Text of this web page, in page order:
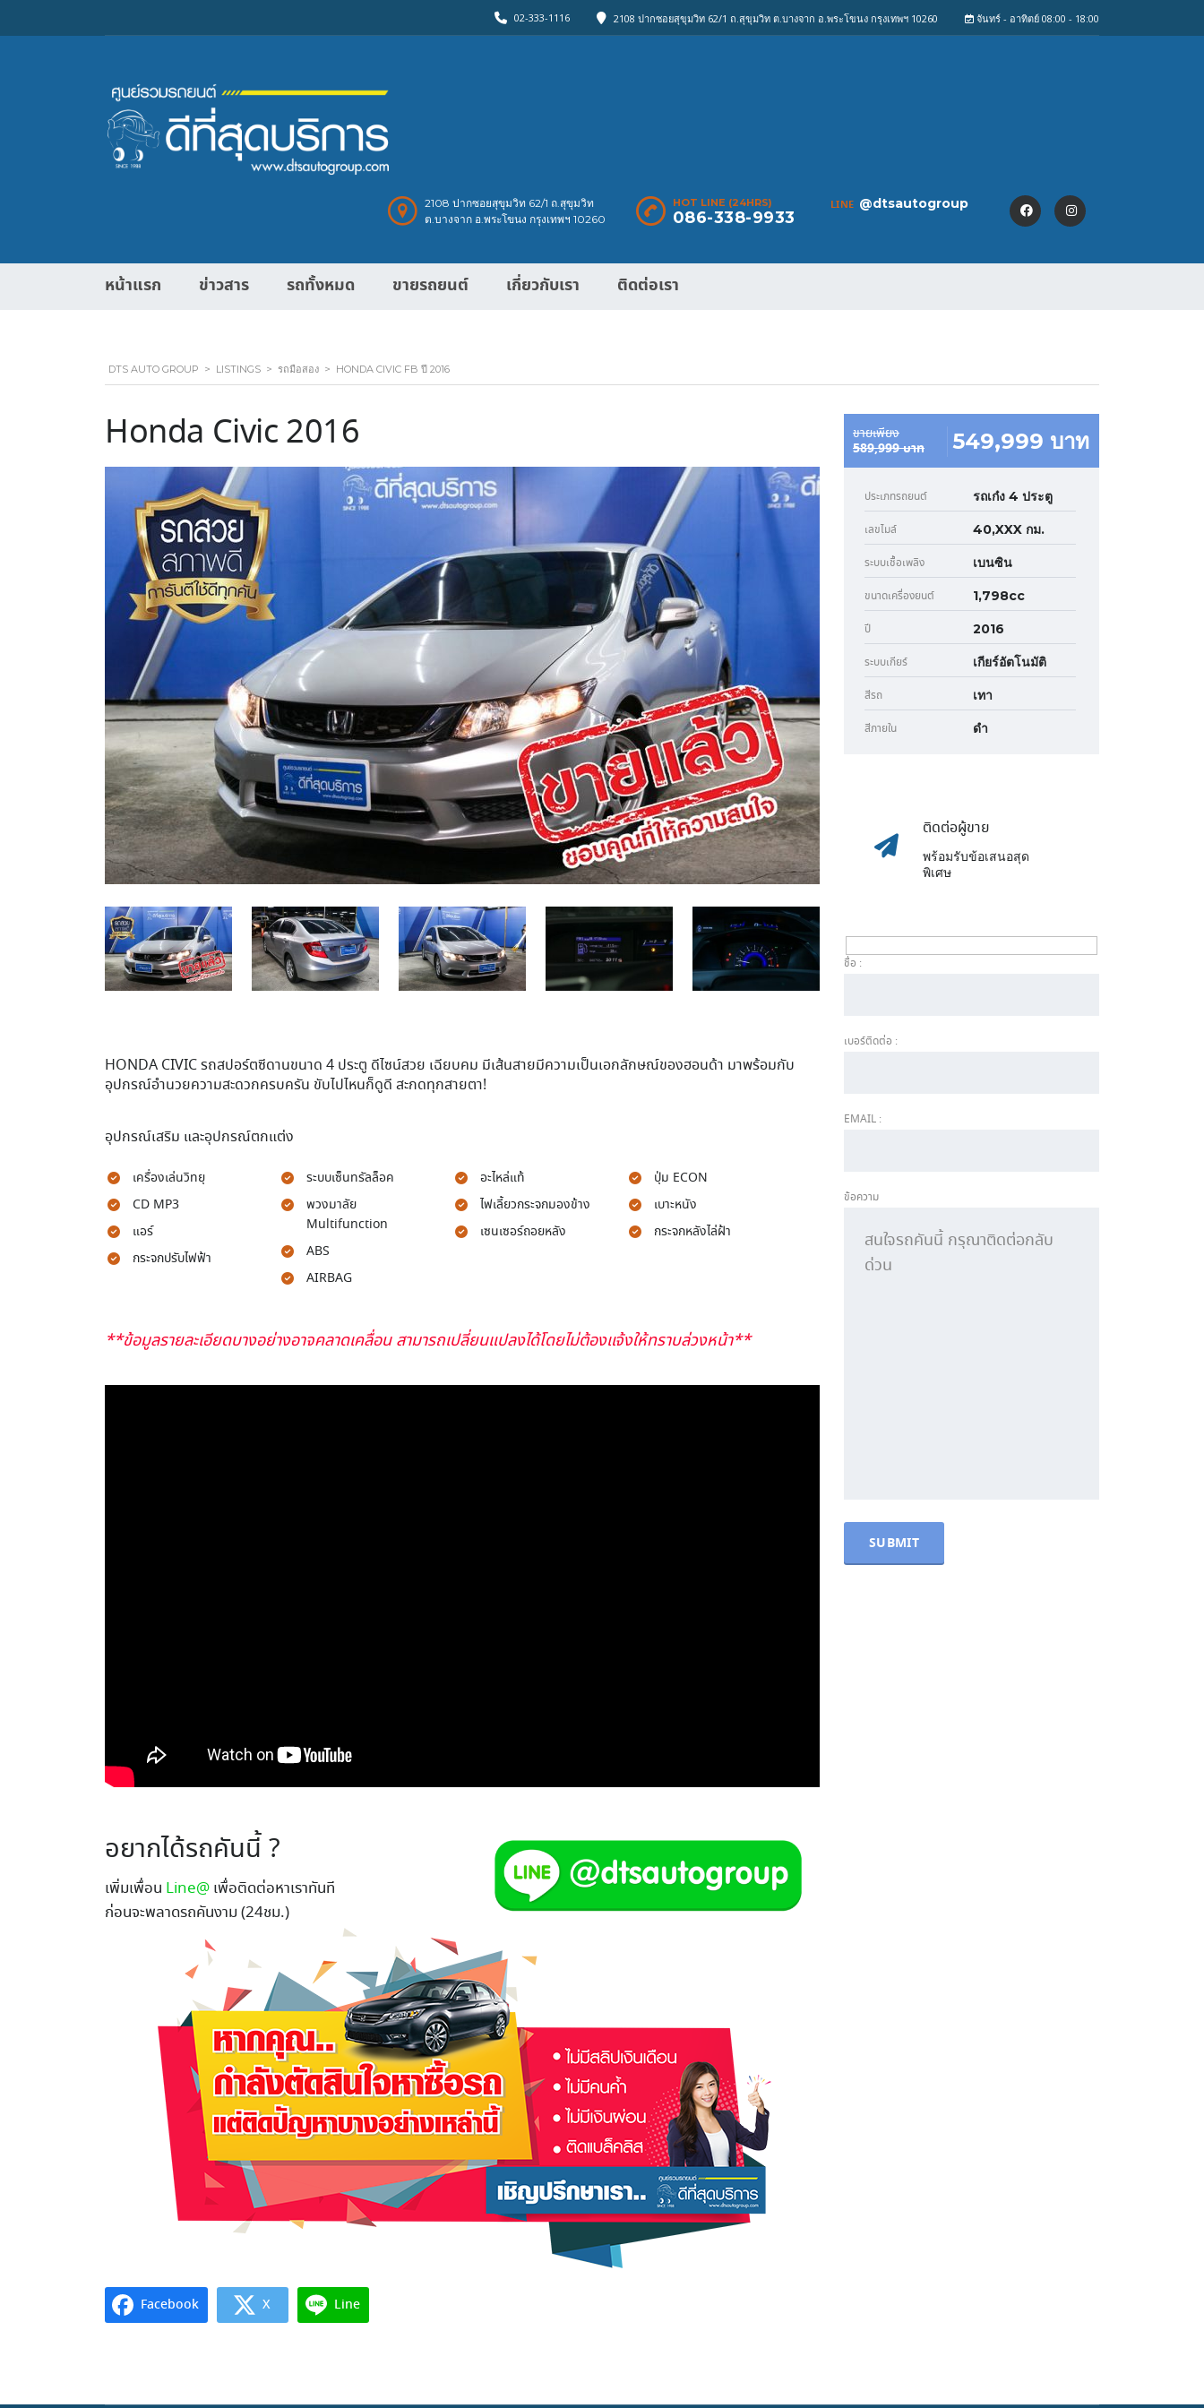
จันทร์ - อาทิตย์ 08:00 - 18:00
2108 ปากซอยสุขุมวิท 62/1 ถ.สุขุมวิท ต.บางจาก อ.พระโขนง กรุงเทพฯ 10260
02-333-1116
LINE @dtsautogroup
HOT LINE (24HRS)
086-338-9933
2108 ปากซอยสุขุมวิท 62/1 ถ.สุขุมวิท
ต.บางจาก อ.พระโขนง กรุงเทพฯ 10260
หน้าแรก ข่าวสาร รถทั้งหมด ขายรถยนต์ เกี่ยวกับเรา ติดต่อเรา
DTS AUTO GROUP > LISTINGS > รถมือสอง > HONDA CIVIC FB ปี 2016
Honda Civic 2016
HONDA CIVIC รถสปอร์ตซีดานขนาด 4 ประตู ดีไซน์สวย เฉียบคม มีเส้นสายมีความเป็นเอกลักษณ์ของฮอนด้า มาพร้อมกับ
อุปกรณ์อำนวยความสะดวกครบครัน ขับไปไหนก็ดูดี สะกดทุกสายตา!
อุปกรณ์เสริม และอุปกรณ์ตกแต่ง
เครื่องเล่นวิทยุ
CD MP3
แอร์
กระจกปรับไฟฟ้า
ระบบเซ็นทรัลล็อค
พวงมาลัย
Multifunction
ABS
AIRBAG
อะไหล่แท้
ไฟเลี้ยวกระจกมองข้าง
เซนเซอร์ถอยหลัง
ปุ่ม ECON
เบาะหนัง
กระจกหลังไล่ฝ้า
**ข้อมูลรายละเอียดบางอย่างอาจคลาดเคลื่อน สามารถเปลี่ยนแปลงได้โดยไม่ต้องแจ้งให้ทราบล่วงหน้า**
อยากได้รถคันนี้ ?
เพิ่มเพื่อน Line@ เพื่อติดต่อหาเราทันที
ก่อนจะพลาดรถคันงาม (24ชม.)
ขายเพียง
589,999 บาท 549,999 บาท
ประเภทรถยนต์ รถเก๋ง 4 ประตู
เลขไมล์ 40,XXX กม.
ระบบเชื้อเพลิง เบนซิน
ขนาดเครื่องยนต์ 1,798cc
ปี 2016
ระบบเกียร์ เกียร์อัตโนมัติ
สีรถ เทา
สีภายใน ดำ
ติดต่อผู้ขาย
พร้อมรับข้อเสนอสุด
พิเศษ
ชื่อ :
เบอร์ติดต่อ :
EMAIL :
ข้อความ
Facebook X Line